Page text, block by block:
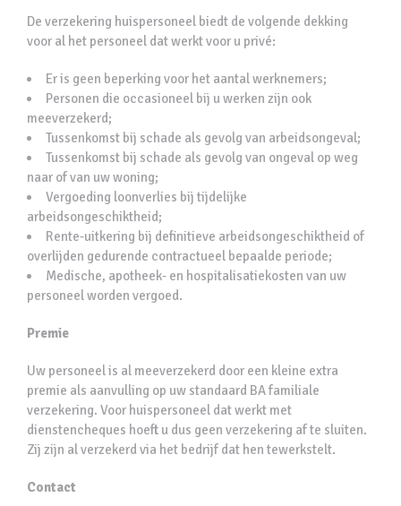
De verzekering huispersoneel biedt de volgende dekking
voor al het personeel dat werkt voor u privé:
Er is geen beperking voor het aantal werknemers;
Personen die occasioneel bij u werken zijn ook
meeverzekerd;
Tussenkomst bij schade als gevolg van arbeidsongeval;
Tussenkomst bij schade als gevolg van ongeval op weg
naar of van uw woning;
Vergoeding loonverlies bij tijdelijke
arbeidsongeschiktheid;
Rente-uitkering bij definitieve arbeidsongeschiktheid of
overlijden gedurende contractueel bepaalde periode;
Medische, apotheek- en hospitalisatiekosten van uw
personeel worden vergoed.
Premie
Uw personeel is al meeverzekerd door een kleine extra
premie als aanvulling op uw standaard BA familiale
verzekering. Voor huispersoneel dat werkt met
dienstencheques hoeft u dus geen verzekering af te sluiten.
Zij zijn al verzekerd via het bedrijf dat hen tewerkstelt.
Contact